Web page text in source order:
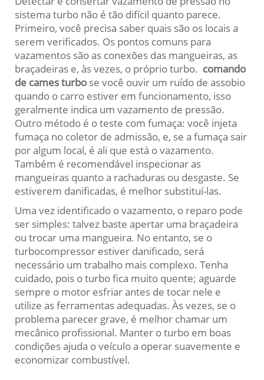
sistema turbo não é tão difícil quanto parece.
Primeiro, você precisa saber quais são os locais a
serem verificados. Os pontos comuns para
vazamentos são as conexões das mangueiras, as
braçadeiras e, às vezes, o próprio turbo. comando
de cames turbo se você ouvir um ruído de assobio
quando o carro estiver em funcionamento, isso
geralmente indica um vazamento de pressão.
Outro método é o teste com fumaça: você injeta
fumaça no coletor de admissão, e, se a fumaça sair
por algum local, é ali que está o vazamento.
Também é recomendável inspecionar as
mangueiras quanto a rachaduras ou desgaste. Se
estiverem danificadas, é melhor substituí-las.
Uma vez identificado o vazamento, o reparo pode
ser simples: talvez baste apertar uma braçadeira
ou trocar uma mangueira. No entanto, se o
turbocompressor estiver danificado, será
necessário um trabalho mais complexo. Tenha
cuidado, pois o turbo fica muito quente; aguarde
sempre o motor esfriar antes de tocar nele e
utilize as ferramentas adequadas. Às vezes, se o
problema parecer grave, é melhor chamar um
mecânico profissional. Manter o turbo em boas
condições ajuda o veículo a operar suavemente e
economizar combustível.